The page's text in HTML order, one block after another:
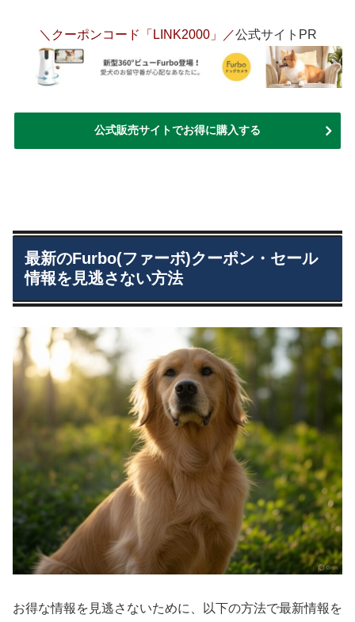
＼クーポンコード「LINK2000」／公式サイトPR
公式販売サイトでお得に購入する
最新のFurbo(ファーボ)クーポン・セール
情報を見逃さない方法
お得な情報を見逃さないために、以下の方法で最新情報を